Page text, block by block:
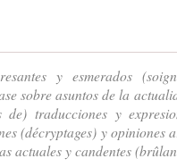
y esmerados
sobre asuntos de la
traducciones y
(décryptages) y opiniones
actuales y candentes